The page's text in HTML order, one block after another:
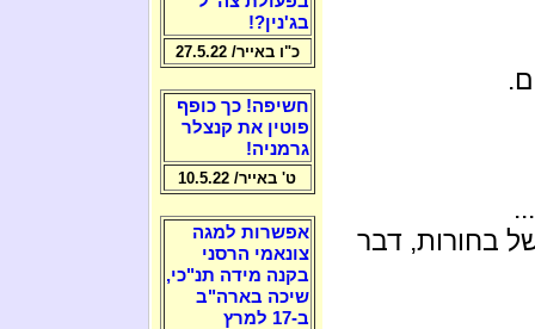
בחורות, דבר
בג'נין?!
כ"ו באייר/ 27.5.22
חשיפה! כך כופף
פוטין את קנצלר
גרמניה!
ט' באייר/ 10.5.22
אפשרות למגה
צונאמי הרסני
בקנה מידה תנ"כי,
שיכה בארה"ב
ב-17 למרץ